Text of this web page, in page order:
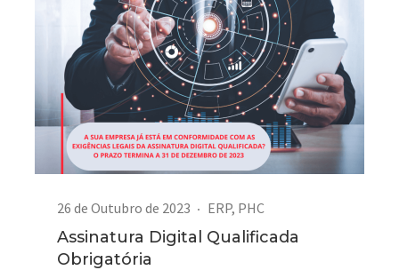
26 de Outubro de 2023 ERP, PHC
Assinatura Digital Qualificada
Obrigatória